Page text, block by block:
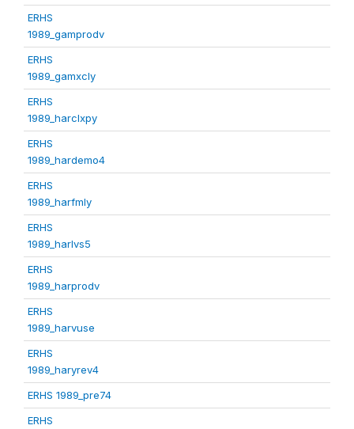
ERHS
1989_gamprodv
ERHS
1989_gamxcly
ERHS
1989_harclxpy
ERHS
1989_hardemo4
ERHS
1989_harfmly
ERHS
1989_harlvs5
ERHS
1989_harprodv
ERHS
1989_harvuse
ERHS
1989_haryrev4
ERHS 1989_pre74
ERHS